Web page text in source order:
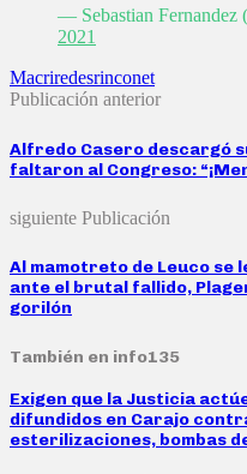
— Sebastian Fernandez
2021
Macriredesrinconet
Publicación anterior
Alfredo Casero descargó
faltaron al Congreso:
siguiente Publicación
Al mamotreto de Leuco se
ante el brutal fallido,
gorilón
También en info135
Exigen que la Justicia
difundidos en Carajo
esterilizaciones, bombas